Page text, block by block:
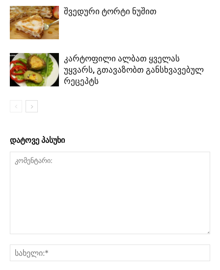
შვედური ტორტი ნუშით
კარტოფილი ალბათ ყველას
უყვარს, გთავაზობთ განსხვავებულ
რეცეპტს
დატოვე პასუხი